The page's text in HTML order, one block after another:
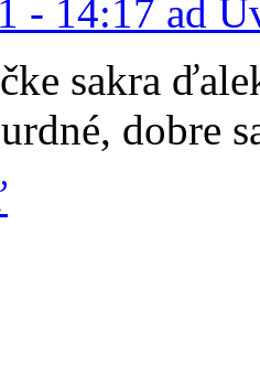
- 14:17 ad
sakra
dobre